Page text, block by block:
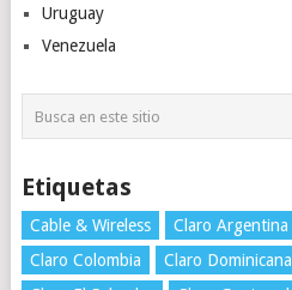
Uruguay
Venezuela
Etiquetas
Cable & Wireless Claro Argentina
Claro Colombia
Claro Dominicana